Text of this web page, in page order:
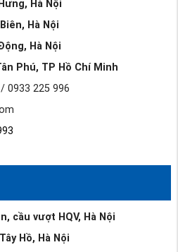
Hà Nội
Hà Nội
Hà Nội
Phú, TP Hồ Chí Minh
0933 225 996
cầu vượt HQV, Hà Nội
Hồ, Hà Nội